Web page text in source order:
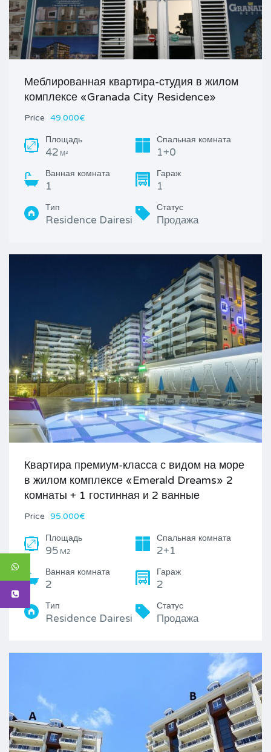
Меблированная квартира-студия в жилом
комплексе «Granada City Residence»
Price 49.000€
Площадь
42 М²
Спальная комната
1+0
Ванная комната
1
Гараж
1
Тип
Residence Dairesi
Статус
Продажа
Квартира премиум-класса с видом на море
в жилом комплексе «Emerald Dreams» 2
комнаты + 1 гостинная и 2 ванные
Price 95.000€
Площадь
95 M2
Спальная комната
2+1
Ванная комната
2
Гараж
2
Тип
Residence Dairesi
Статус
Продажа